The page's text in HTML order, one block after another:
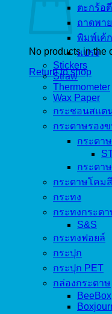
No products in the
Return to shop
ตะกร้อ
ถาดพาย
พิมพ์เค้
แปรง
Stickers
Straw
Thermometer
Wax Paper
กระชอนสแต
กระดาษรอง
กระดา
กระดา
กระดาษโคมสี
กระทง
กระทงกระดา
S&S
กระทงฟอยล์
กระปุก
กระปุก PET
กล่องกระดาษ
BeeBox